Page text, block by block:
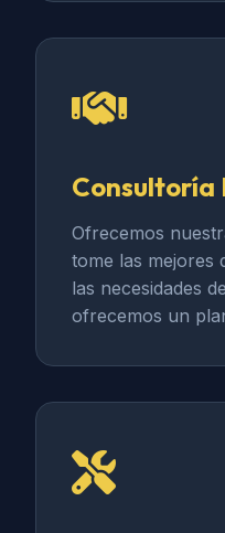
Ofrecemos
tome las mejores
las necesidades
ofrecemos un